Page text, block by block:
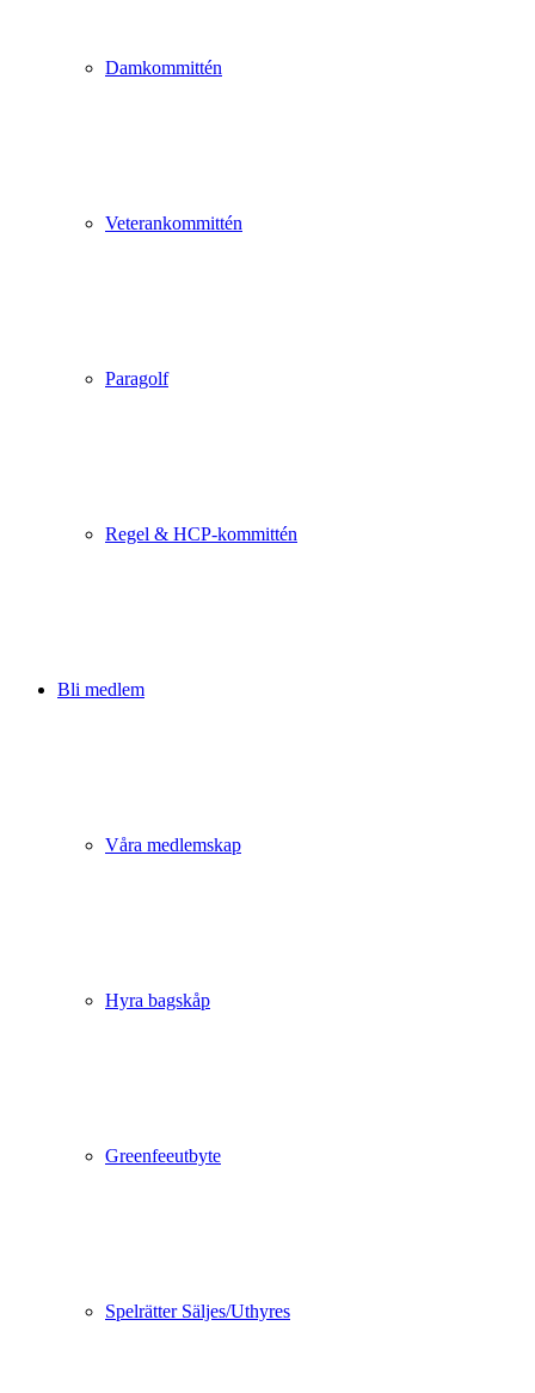
Damkommittén
Veterankommittén
Paragolf
Regel & HCP-kommittén
Bli medlem
Våra medlemskap
Hyra bagskåp
Greenfeeutbyte
Spelrätter Säljes/Uthyres